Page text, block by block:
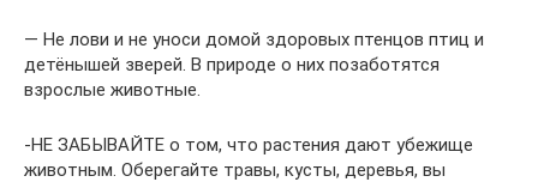
— Не лови и не уноси домой здоровых птенцов птиц и
детёнышей зверей. В природе о них позаботятся
взрослые животные.
-НЕ ЗАБЫВАЙТЕ о том, что растения дают убежище
животным. Оберегайте травы, кусты, деревья, вы